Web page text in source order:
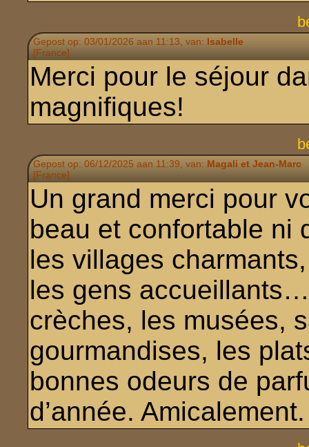
Gepost op: 03/01/2026 aan 11:13, van: Isabelle
[France]
Merci pour le séjour
magnifiques!
Gepost op: 06/12/2025 aan 11:39, van: Magali et Jean-Marc
[France]
Un grand merci pour
beau et confortable ni
les villages
les gens
crèches, les musées,
gourmandises, les
bonnes odeurs de
d’année. Amicalement.